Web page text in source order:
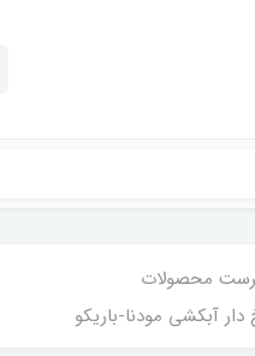
محصولات
دار آبکشی مودنا-باریکو